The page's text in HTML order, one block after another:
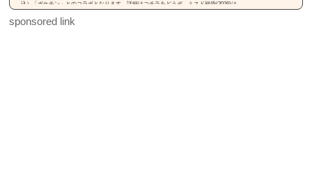
込）「ポケモン」とのコラボとなります。詳細はコチラをどうぞ。ミスド福袋(2026)は
sponsored link